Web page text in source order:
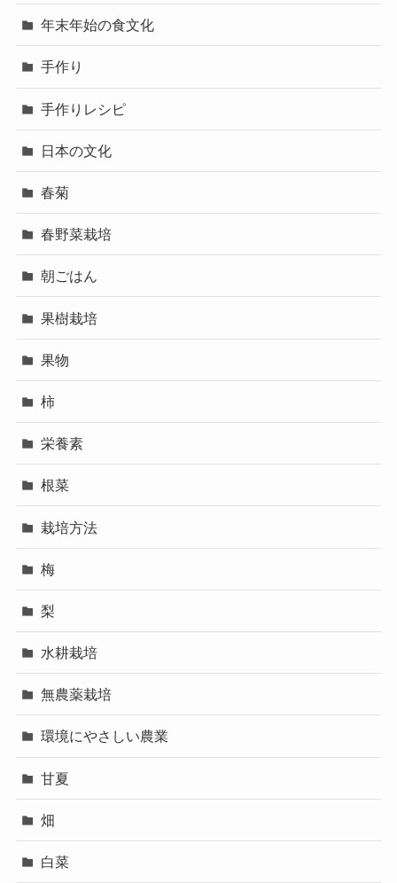
年末年始の食文化
手作り
手作りレシピ
日本の文化
春菊
春野菜栽培
朝ごはん
果樹栽培
果物
柿
栄養素
根菜
栽培方法
梅
梨
水耕栽培
無農薬栽培
環境にやさしい農業
甘夏
畑
白菜